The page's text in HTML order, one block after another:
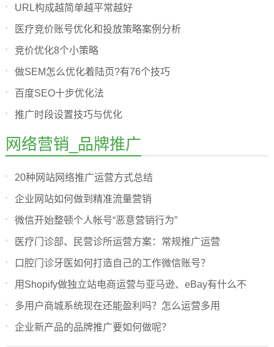
URL构成越简单越平常越好
医疗竞价账号优化和投放策略案例分析
竞价优化8个小策略
做SEM怎么优化着陆页?有76个技巧
百度SEO十步优化法
推广时段设置技巧与优化
网络营销_品牌推广
20种网站网络推广运营方式总结
企业网站如何做到精准流量营销
微信开始整顿个人帐号“恶意营销行为”
医疗门诊部、民营诊所运营方案：常规推广运营
口腔门诊牙医如何打造自己的工作微信账号？
用Shopify做独立站电商运营与亚马逊、eBay有什么不
多用户商城系统现在还能盈利吗？怎么运营多用
企业新产品的品牌推广要如何做呢？